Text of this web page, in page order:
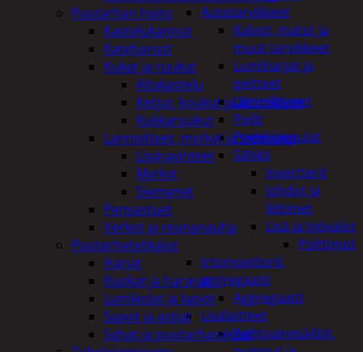
Autotarvikkeet
Kalvot, matot ja
muut tarvikkeet
Lumiharjat ja
peitteet
Lämmittimet
Peilit
Pyyhkijänsulat
Sähkö
Invertterit
Johdot ja
liittimet
Lisä ja työvalot
Polttimot
Irtomoottorit,
aggregaatit
Aggregaatit
Lisälaitteet
Polttoainesäiliöt,
Puutarhan hoito
Kastelukannut
Kateharsot
Kukat ja ruukut
Altakastelu
Ketjut, koukut ja kiinnikkeet
Kukkaruukut
Lannoitteet, myrkyt ja siemenet
Lisäravinteet
Myrkyt
Siemenet
Pensastuet
Verkot ja reunanauha
Puutarhatyökalut
Harjat
Kuokat ja haravat
Lumikolat ja lapiot
Saavit ja astiat
Sahat ja puutarhasakset